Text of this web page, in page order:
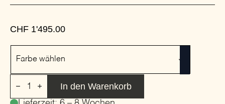
CHF 1'495.00
Farbe
Farbe wählen
aus
synthetischer
In den Warenkorb